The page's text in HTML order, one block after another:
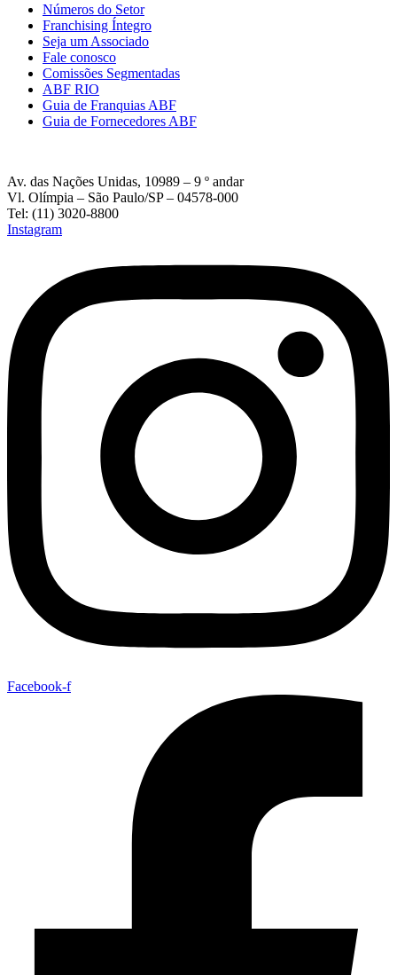
Números do Setor
Franchising Íntegro
Seja um Associado
Fale conosco
Comissões Segmentadas
ABF RIO
Guia de Franquias ABF
Guia de Fornecedores ABF
Av. das Nações Unidas, 10989 – 9 º andar
Vl. Olímpia – São Paulo/SP – 04578-000
Tel: (11) 3020-8800
Instagram
Facebook-f